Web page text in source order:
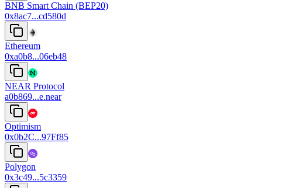
BNB Smart Chain (BEP20)
0x8ac7...cd580d
Ethereum
0xa0b8...06eb48
NEAR Protocol
a0b869...e.near
Optimism
0x0b2C...97Ff85
Polygon
0x3c49...5c3359